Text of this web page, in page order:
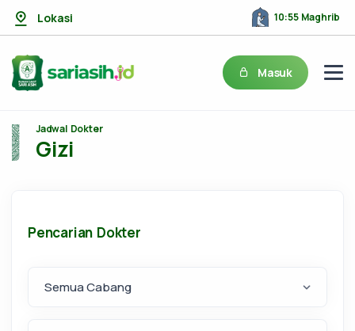
Lokasi 10:55 Maghrib
Masuk
Jadwal Dokter
Gizi
Pencarian Dokter